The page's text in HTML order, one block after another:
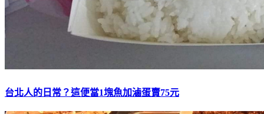
台北人的日常？這便當1塊魚加滷蛋賣75元